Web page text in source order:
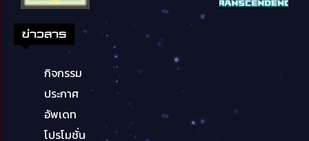
ข่าวสาร
กิจกรรม
ประกาศ
อัพเดท
โปรโมชั่น